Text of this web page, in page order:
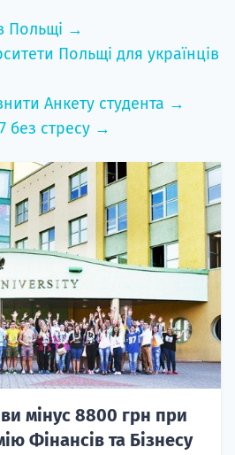
Польщі →
Польщі для українців
Анкету студента →
без стресу →
мінус 8800 грн при
Фінансів та Бізнесу